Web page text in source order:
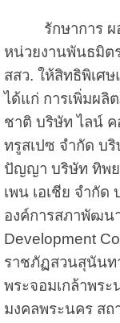
รักษาการ ผอ.
หน่วยงานพันธมิต
สสว. ให้สิทธิพิเศ
ได้แก่ การเพิ่มผลิ
ชาติ บริษัท ไลน์ ค
ทรูสเปซ จำกัด บ
ปัญญา บริษัท ทิพย
เพน เอเชีย จำกัด
องค์การสภาพัฒน
Development
ราชภัฏสวนสุนันท
พระจอมเกล้าพร
มงคลพระนคร ส